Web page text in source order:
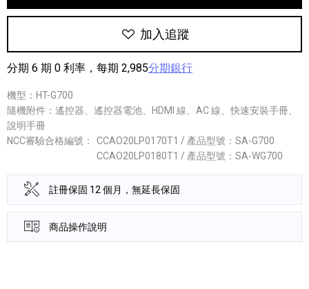
加入追蹤
分期 6 期 0 利率，每期 2,985分期銀行
機型：HT-G700
隨機附件：遙控器、遙控器電池、HDMI 線、AC 線、快速安裝手冊、
說明手冊
NCC審驗合格編號：
CCAO20LP0170T1 / 產品型號：SA-G700
CCAO20LP0180T1 / 產品型號：SA-WG700
註冊保固 12 個月，無延長保固
商品操作說明